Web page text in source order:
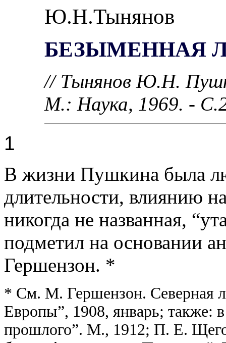
Ю.Н.Тынянов
БЕЗЫМЕННАЯ
// Тынянов Ю.Н.
М.: Наука, 1969. -
1
В жизни Пушкина была
длительности, влиянию
никогда не названная,
подметил на основании
Гершензон. *
* См. М. Гершензон. Северная
Европы”, 1908, январь; также:
прошлого”. М., 1912; П. Е.